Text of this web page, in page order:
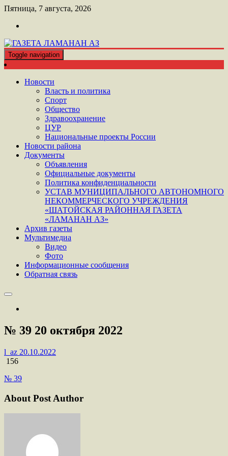
Перейти
контенту
Пятница, 7 августа, 2026
ГАЗЕТА ЛАМАНАН АЗ
ШАТОЙСКАЯ ГАЗЕТА ЛАМАНАН АЗ
Toggle navigation
Новости
Власть и политика
Спорт
Общество
Здравоохранение
ЦУР
Национальные проекты России
Новости района
Документы
Объявления
Официальные документы
Политика конфиденциальности
УСТАВ МУНИЦИПАЛЬНОГО АВТОНОМНОГО
НЕКОММЕРЧЕСКОГО УЧРЕЖДЕНИЯ
«ШАТОЙСКАЯ РАЙОННАЯ ГАЗЕТА
«ЛАМАНАН АЗ»
Архив газеты
Мультимедиа
Видео
Фото
Информационные сообщения
Обратная связь
№ 39 20 октября 2022
l_az 20.10.2022
156
№ 39
About Post Author